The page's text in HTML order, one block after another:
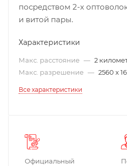
посредством 2-х
и витой пары.
Характеристики
Макс. расстояние — 2
Макс. разрешение — 2560 x
Все характеристики
Официальный